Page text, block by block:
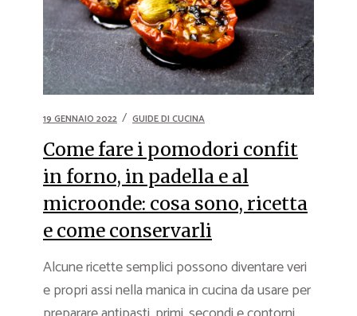
19 GENNAIO 2022 GUIDE DI CUCINA
Come fare i pomodori confit
in forno, in padella e al
microonde: cosa sono, ricetta
e come conservarli
Alcune ricette semplici possono diventare veri
e propri assi nella manica in cucina da usare per